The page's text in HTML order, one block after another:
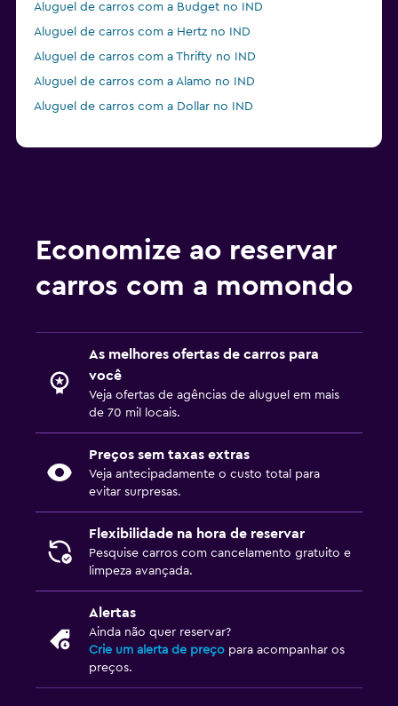
Aluguel de carros com a Budget no IND
Aluguel de carros com a Hertz no IND
Aluguel de carros com a Thrifty no IND
Aluguel de carros com a Alamo no IND
Aluguel de carros com a Dollar no IND
Economize ao reservar
carros com a momondo
As melhores ofertas de carros para
você
Veja ofertas de agências de aluguel em mais
de 70 mil locais.
Preços sem taxas extras
Veja antecipadamente o custo total para
evitar surpresas.
Flexibilidade na hora de reservar
Pesquise carros com cancelamento gratuito e
limpeza avançada.
Alertas
Ainda não quer reservar?
Crie um alerta de preço para acompanhar os
preços.